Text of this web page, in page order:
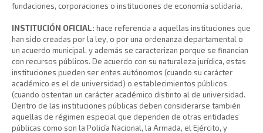
fundaciones, corporaciones o instituciones de economía solidaria.
INSTITUCIÓN OFICIAL: hace referencia a aquellas instituciones que
han sido creadas por la ley, o por una ordenanza departamental o
un acuerdo municipal, y además se caracterizan porque se financian
con recursos públicos. De acuerdo con su naturaleza jurídica, estas
instituciones pueden ser entes autónomos (cuando su carácter
académico es el de universidad) o establecimientos públicos
(cuando ostentan un carácter académico distinto al de universidad.
Dentro de las instituciones públicas deben considerarse también
aquellas de régimen especial que dependen de otras entidades
públicas como son la Policía Nacional, la Armada, el Ejército, y